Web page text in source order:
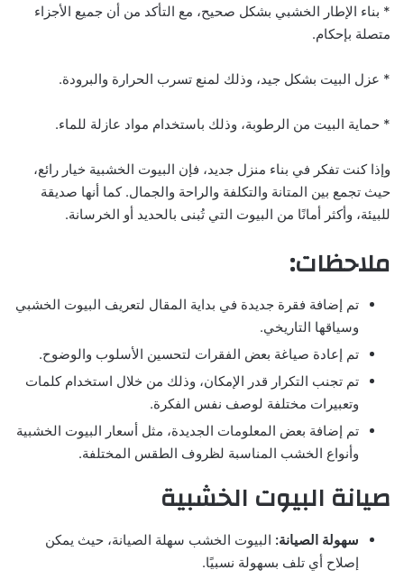
* بناء الإطار الخشبي بشكل صحيح، مع التأكد من أن جميع الأجزاء
متصلة بإحكام.
* عزل البيت بشكل جيد، وذلك لمنع تسرب الحرارة والبرودة.
* حماية البيت من الرطوبة، وذلك باستخدام مواد عازلة للماء.
وإذا كنت تفكر في بناء منزل جديد، فإن البيوت الخشبية خيار رائع،
حيث تجمع بين المتانة والتكلفة والراحة والجمال. كما أنها صديقة
للبيئة، وأكثر أمانًا من البيوت التي تُبنى بالحديد أو الخرسانة.
ملاحظات:
تم إضافة فقرة جديدة في بداية المقال لتعريف البيوت الخشبي
وسياقها التاريخي.
تم إعادة صياغة بعض الفقرات لتحسين الأسلوب والوضوح.
تم تجنب التكرار قدر الإمكان، وذلك من خلال استخدام كلمات
وتعبيرات مختلفة لوصف نفس الفكرة.
تم إضافة بعض المعلومات الجديدة، مثل أسعار البيوت الخشبية
وأنواع الخشب المناسبة لظروف الطقس المختلفة.
صيانة البيوت الخشبية
سهولة الصيانة: البيوت الخشب سهلة الصيانة، حيث يمكن
إصلاح أي تلف بسهولة نسبيًا.